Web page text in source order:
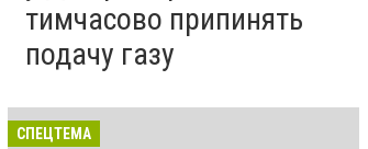
тимчасово припинять
подачу газу
СПЕЦТЕМА